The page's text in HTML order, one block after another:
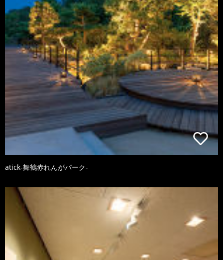
atick-舞鶴赤れんがパーク-